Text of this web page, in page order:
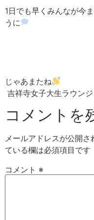
1日でも早くみんなが今
うに
じゃあまたね
吉祥寺女子大生ラウン
コメントを
メールアドレスが公開さ
ている欄は必須項目です
コメント ※